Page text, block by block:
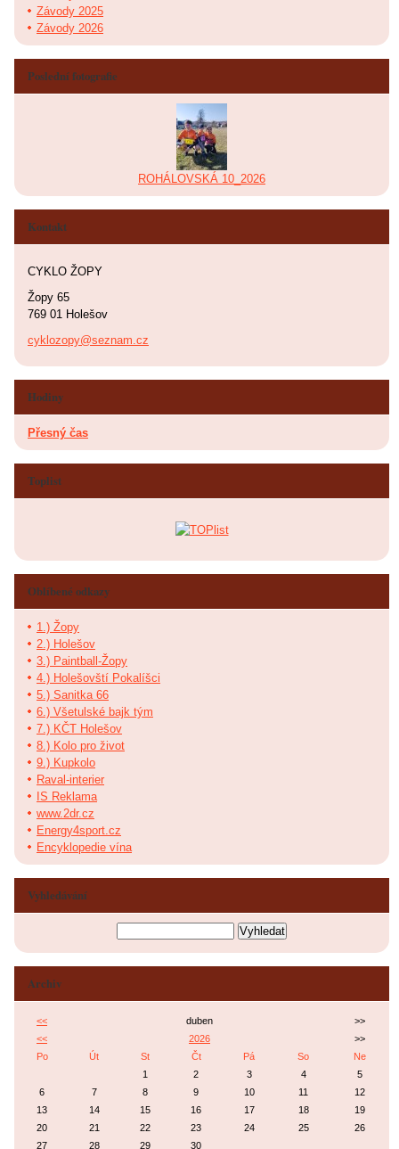
Závody 2025
Závody 2026
Poslední fotografie
ROHÁLOVSKÁ 10_2026
Kontakt
CYKLO ŽOPY
Žopy 65
769 01 Holešov
cyklozopy@seznam.cz
Hodiny
Přesný čas
Toplist
Oblíbené odkazy
1.) Žopy
2.) Holešov
3.) Paintball-Žopy
4.) Holešovští Pokalíšci
5.) Sanitka 66
6.) Všetulské bajk tým
7.) KČT Holešov
8.) Kolo pro život
9.) Kupkolo
Raval-interier
IS Reklama
www.2dr.cz
Energy4sport.cz
Encyklopedie vína
Vyhledávání
Archiv
<< duben
>>
<<
2026
>>
Po
Út St Čt Pá So
Ne
1
2 3 4
5
6
7 8 9 10 11
12
13
14 15 16 17 18
19
20
21 22 23 24 25
26
27
28 29 30